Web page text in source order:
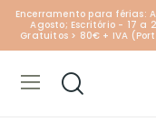
Encerramento para férias:
Agosto; Escritório - 17 a
Gratuitos > 80€ + IVA